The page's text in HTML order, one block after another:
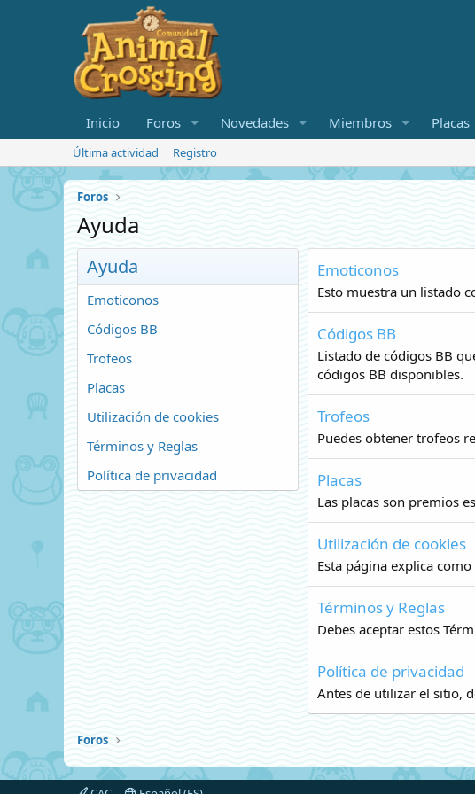
Inicio Foros Novedades Miembros Placas
Última actividad Registro
Foros
Ayuda
Ayuda
Emoticonos
Códigos BB
Trofeos
Placas
Utilización de cookies
Términos y Reglas
Política de privacidad
Emoticonos
Esto muestra un listado
Códigos BB
Listado de códigos BB
códigos BB disponibles.
Trofeos
Puedes obtener trofeos
Placas
Las placas son premios
Utilización de cookies
Esta página explica
Términos y Reglas
Debes aceptar estos
Política de privacidad
Antes de utilizar el sitio,
Foros